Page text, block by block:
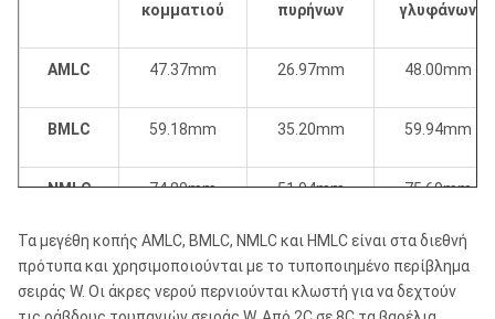
κομματιού
πυρήνων
γλυφάνων
AMLC 47.37mm 26.97mm 48.00mm
BMLC 59.18mm 35.20mm 59.94mm
NMLC 74.80mm 51.94mm 75.69mm
HMLC 98.42mm 63.50mm 99.21mm
Τα μεγέθη κοπής AMLC, BMLC, NMLC και HMLC είναι στα διεθνή
πρότυπα και χρησιμοποιούνται με το τυποποιημένο περίβλημα
σειράς W. Οι άκρες νερού περνιούνται κλωστή για να δεχτούν